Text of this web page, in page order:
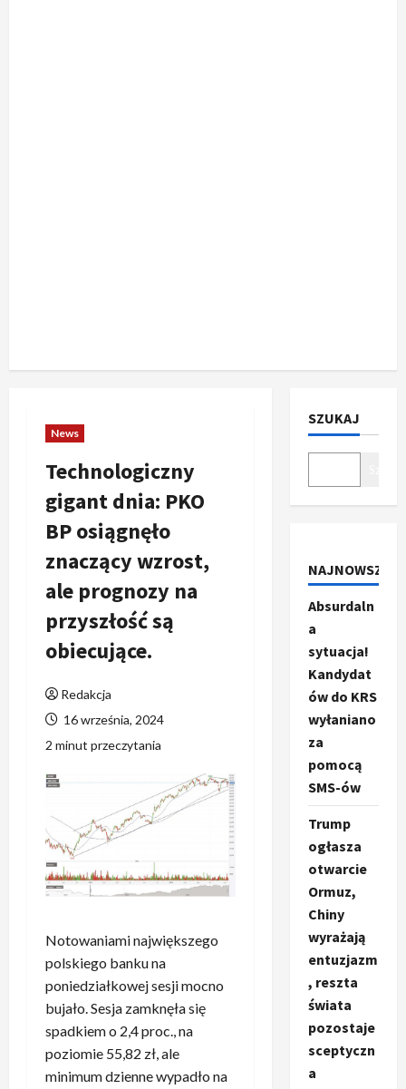
News
Technologiczny
gigant dnia: PKO
BP osiągnęło
znaczący wzrost,
ale prognozy na
przyszłość są
obiecujące.
Redakcja
16 września, 2024
2 minut przeczytania
Notowaniami największego
polskiego banku na
poniedziałkowej sesji mocno
bujało. Sesja zamknęła się
spadkiem o 2,4 proc., na
poziomie 55,82 zł, ale
minimum dzienne wypadło na
SZUKAJ
NAJNOWSZE
Absurdaln
a
sytuacja!
Kandydat
ów do KRS
wyłaniano
za
pomocą
SMS-ów
Trump
ogłasza
otwarcie
Ormuz,
Chiny
wyrażają
entuzjazm
, reszta
świata
pozostaje
sceptyczn
a